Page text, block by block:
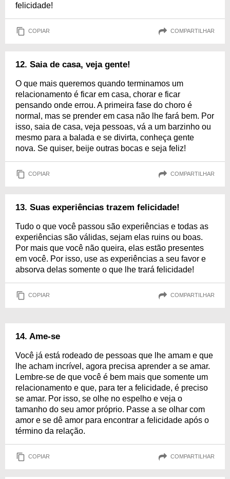
felicidade!
COPIAR COMPARTILHAR
12. Saia de casa, veja gente!
O que mais queremos quando terminamos um
relacionamento é ficar em casa, chorar e ficar
pensando onde errou. A primeira fase do choro é
normal, mas se prender em casa não lhe fará bem. Por
isso, saia de casa, veja pessoas, vá a um barzinho ou
mesmo para a balada e se divirta, conheça gente
nova. Se quiser, beije outras bocas e seja feliz!
COPIAR COMPARTILHAR
13. Suas experiências trazem felicidade!
Tudo o que você passou são experiências e todas as
experiências são válidas, sejam elas ruins ou boas.
Por mais que você não queira, elas estão presentes
em você. Por isso, use as experiências a seu favor e
absorva delas somente o que lhe trará felicidade!
COPIAR COMPARTILHAR
14. Ame-se
Você já está rodeado de pessoas que lhe amam e que
lhe acham incrível, agora precisa aprender a se amar.
Lembre-se de que você é bem mais que somente um
relacionamento e que, para ter a felicidade, é preciso
se amar. Por isso, se olhe no espelho e veja o
tamanho do seu amor próprio. Passe a se olhar com
amor e se dê amor para encontrar a felicidade após o
término da relação.
COPIAR COMPARTILHAR